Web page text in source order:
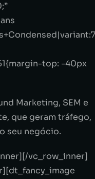
top: -40px
Marketing, SEM e
que geram tráfego,
seu negócio.
vc_row_inner]